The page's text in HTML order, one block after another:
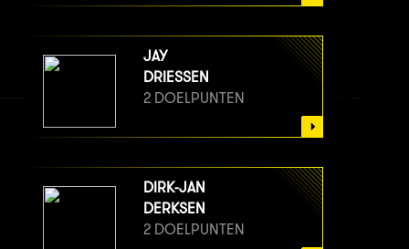
JAY
DRIESSEN
2 DOELPUNTEN
DIRK-JAN
DERKSEN
2 DOELPUNTEN